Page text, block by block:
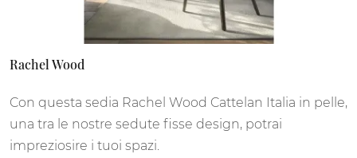
Rachel Wood
Con questa sedia Rachel Wood Cattelan Italia in pelle,
una tra le nostre sedute fisse design, potrai
impreziosire i tuoi spazi.